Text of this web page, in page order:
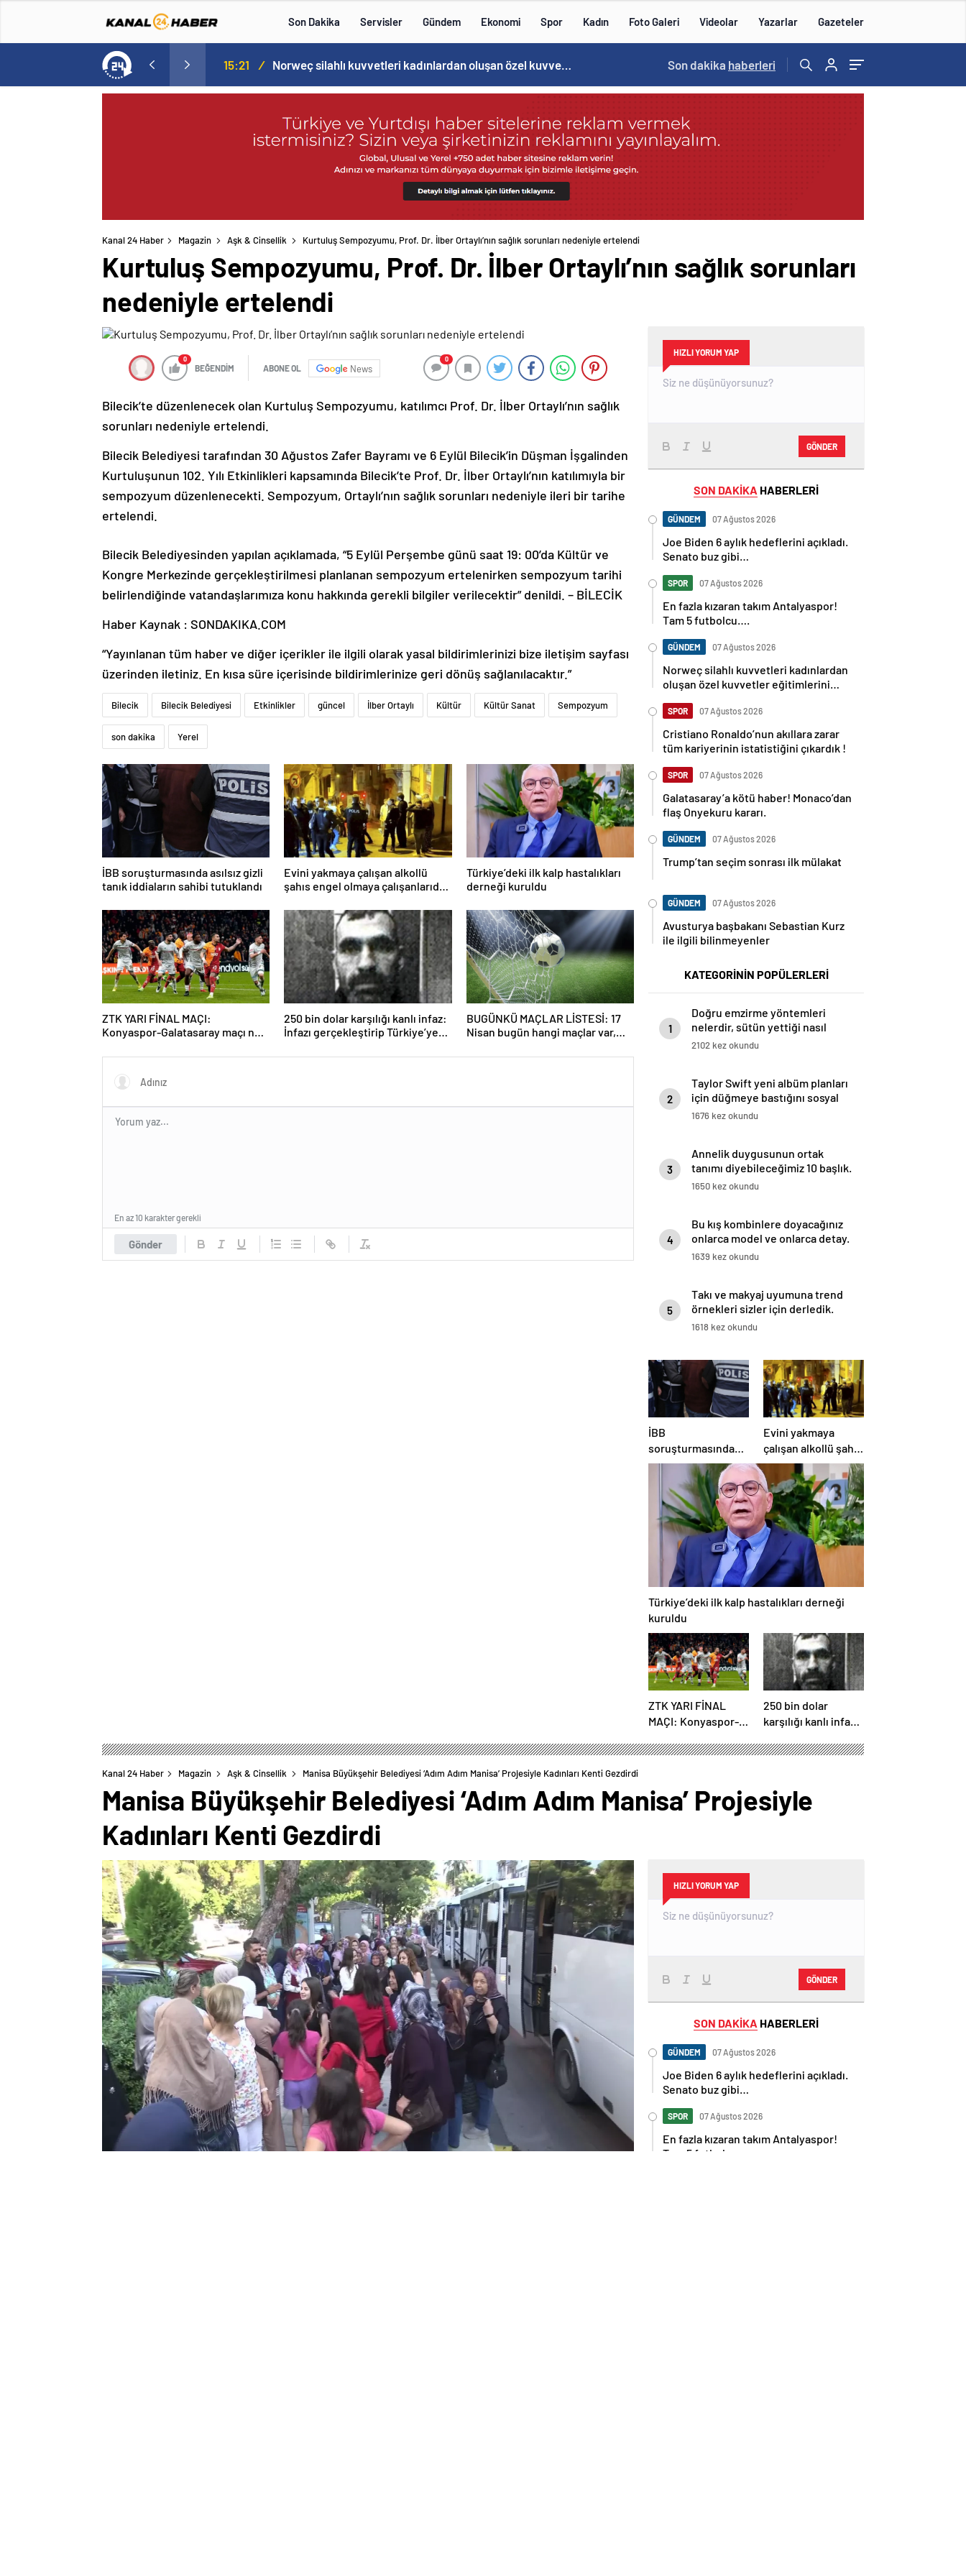
Son Dakika Servisler Gündem Ekonomi Spor Kadın Foto Galeri Videolar Yazarlar Gazeteler
Tam 5 futbolcu…. 15:21 / Norweç silahlı kuvvetleri kadınlardan oluşan özel kuvvetler eğitimlerini başlattı. 15:20 /
Son dakika haberleri
Kanal 24 Haber Magazin Aşk & Cinsellik Kurtuluş Sempozyumu, Prof. Dr. İlber Ortaylı’nın sağlık sorunları nedeniyle ertelendi
Kurtuluş Sempozyumu, Prof. Dr. İlber Ortaylı’nın sağlık sorunları
nedeniyle ertelendi
0
BEĞENDİM ABONE OL News
0
Bilecik’te düzenlenecek olan Kurtuluş Sempozyumu, katılımcı Prof. Dr. İlber Ortaylı’nın sağlık
sorunları nedeniyle ertelendi.
Bilecik Belediyesi tarafından 30 Ağustos Zafer Bayramı ve 6 Eylül Bilecik’in Düşman İşgalinden
Kurtuluşunun 102. Yılı Etkinlikleri kapsamında Bilecik’te Prof. Dr. İlber Ortaylı’nın katılımıyla bir
sempozyum düzenlenecekti. Sempozyum, Ortaylı’nın sağlık sorunları nedeniyle ileri bir tarihe
ertelendi.
Bilecik Belediyesinden yapılan açıklamada, “5 Eylül Perşembe günü saat 19: 00’da Kültür ve
Kongre Merkezinde gerçekleştirilmesi planlanan sempozyum ertelenirken sempozyum tarihi
belirlendiğinde vatandaşlarımıza konu hakkında gerekli bilgiler verilecektir” denildi. – BİLECİK
Haber Kaynak : SONDAKIKA.COM
“Yayınlanan tüm haber ve diğer içerikler ile ilgili olarak yasal bildirimlerinizi bize iletişim sayfası
üzerinden iletiniz. En kısa süre içerisinde bildirimlerinize geri dönüş sağlanılacaktır.”
Bilecik Bilecik Belediyesi Etkinlikler güncel İlber Ortaylı Kültür Kültür Sanat Sempozyum
son dakika Yerel
İBB soruşturmasında asılsız gizli
tanık iddiaların sahibi tutuklandı
Evini yakmaya çalışan alkollü
şahıs engel olmaya çalışanlarıda
Türkiye’deki ilk kalp hastalıkları
derneği kuruldu
ZTK YARI FİNAL MAÇI:
Konyaspor-Galatasaray maçı ne
kanalda yayınlanacak?
250 bin dolar karşılığı kanlı infaz:
İnfazı gerçekleştirip Türkiye’ye
BUGÜNKÜ MAÇLAR LİSTESİ: 17
Nisan bugün hangi maçlar var,
yayınlanacak? İşte, fikstür
Gönder
En az 10 karakter gerekli
HIZLI YORUM YAP
GÖNDER
SON DAKİKA HABERLERİ
GÜNDEM 07 Ağustos 2026
Joe Biden 6 aylık hedeflerini açıkladı.
Senato buz gibi…
SPOR 07 Ağustos 2026
En fazla kızaran takım Antalyaspor!
Tam 5 futbolcu….
GÜNDEM 07 Ağustos 2026
Norweç silahlı kuvvetleri kadınlardan
oluşan özel kuvvetler eğitimlerini
SPOR 07 Ağustos 2026
Cristiano Ronaldo’nun akıllara zarar
tüm kariyerinin istatistiğini çıkardık !
SPOR 07 Ağustos 2026
Galatasaray’a kötü haber! Monaco’dan
flaş Onyekuru kararı.
GÜNDEM 07 Ağustos 2026
Trump’tan seçim sonrası ilk mülakat
GÜNDEM 07 Ağustos 2026
Avusturya başbakanı Sebastian Kurz
ile ilgili bilinmeyenler
KATEGORİNİN POPÜLERLERİ
1
Doğru emzirme yöntemleri
nelerdir, sütün yettiği nasıl
anlaşılır?
2102 kez okundu
2
Taylor Swift yeni albüm planları
için düğmeye bastığını sosyal
medyadan duyurdu!
1676 kez okundu
3
Annelik duygusunun ortak
tanımı diyebileceğimiz 10 başlık.
1650 kez okundu
4
Bu kış kombinlere doyacağınız
onlarca model ve onlarca detay.
1639 kez okundu
5
Takı ve makyaj uyumuna trend
örnekleri sizler için derledik.
1618 kez okundu
İBB
soruşturmasında
asılsız gizli tanık
iddiaların sahibi
tutuklandı
Evini yakmaya
çalışan alkollü şahıs
engel olmaya
çalışanlarıda bıçakla
tehdit etti
Türkiye’deki ilk kalp hastalıkları derneği
kuruldu
ZTK YARI FİNAL
MAÇI: Konyaspor-
zaman, saat kaçta
250 bin dolar
karşılığı kanlı infaz:
Türkiye’ye geri
Kanal 24 Haber Magazin Aşk & Cinsellik Manisa Büyükşehir Belediyesi ‘Adım Adım Manisa’ Projesiyle Kadınları Kenti Gezdirdi
Manisa Büyükşehir Belediyesi ‘Adım Adım Manisa’ Projesiyle
Kadınları Kenti Gezdirdi
HIZLI YORUM YAP
GÖNDER
SON DAKİKA HABERLERİ
GÜNDEM 07 Ağustos 2026
Joe Biden 6 aylık hedeflerini açıkladı.
Senato buz gibi…
SPOR 07 Ağustos 2026
En fazla kızaran takım Antalyaspor!
Tam 5 futbolcu….